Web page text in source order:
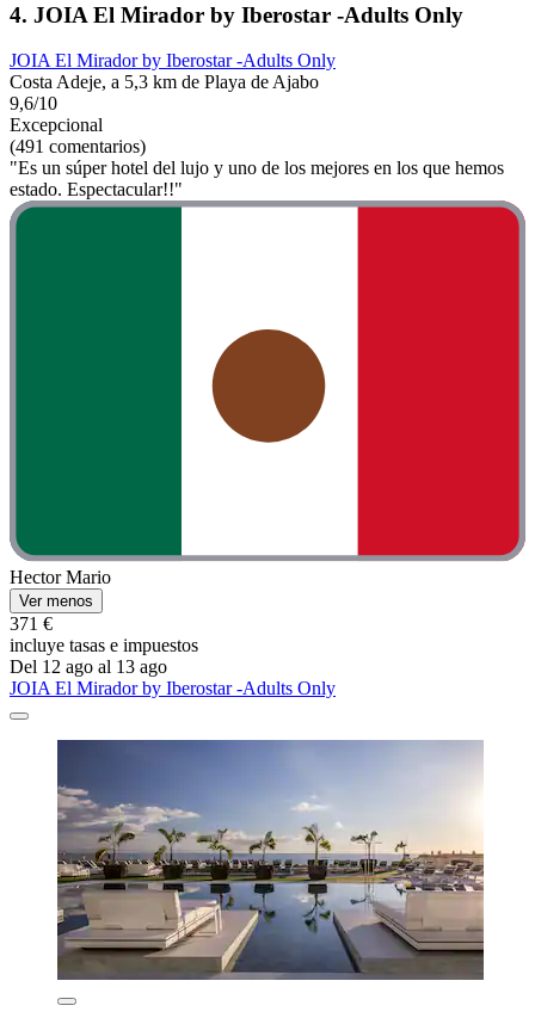
4. JOIA El Mirador by Iberostar -Adults Only
JOIA El Mirador by Iberostar -Adults Only
Costa Adeje, a 5,3 km de Playa de Ajabo
9,6/10
Excepcional
(491 comentarios)
"Es un súper hotel del lujo y uno de los mejores en los que hemos
estado. Espectacular!!"
Hector Mario
Ver menos
371 €
incluye tasas e impuestos
Del 12 ago al 13 ago
JOIA El Mirador by Iberostar -Adults Only